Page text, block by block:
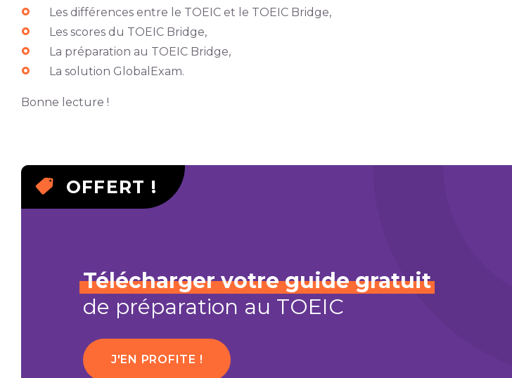
Les différences entre le TOEIC et le TOEIC Bridge,
Les scores du TOEIC Bridge,
La préparation au TOEIC Bridge,
La solution GlobalExam.
Bonne lecture !
OFFERT !
Télécharger votre guide gratuit
de préparation au TOEIC
J'EN PROFITE !